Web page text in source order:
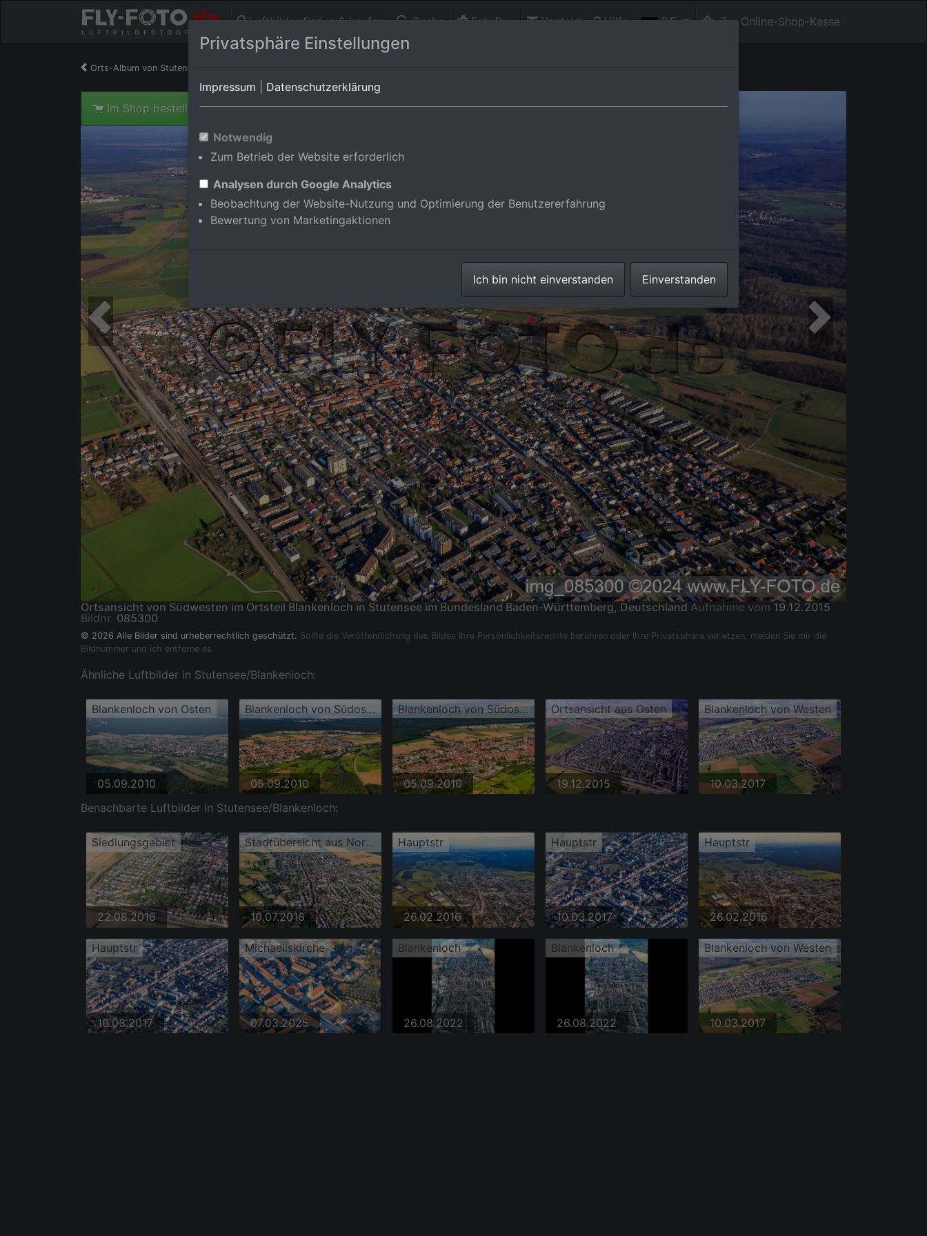
Luftbilder finden & kaufen Suche Fotoflug Kontakt Hilfe DE Zur Online-Shop-Kasse
Orts-Album von Stutensee/Blankenloch
Im Shop bestellen
Ortsansicht von Südwesten im Ortsteil Blankenloch in Stutensee im Bundesland Baden-Württemberg, Deutschland Aufnahme vom 19.12.2015
Bildnr. 085300
© 2026 Alle Bilder sind urheberrechtlich geschützt. Sollte die Veröffentlichung des Bildes Ihre Persönlichkeitsrechte berühren oder Ihre Privatsphäre verletzen, melden Sie mir die
Bildnummer und ich entferne es.
Ähnliche Luftbilder in Stutensee/Blankenloch:
Blankenloch von Osten
05.09.2010
Blankenloch von Südosten
05.09.2010
Blankenloch von Südosten
05.09.2010
Ortsansicht aus Osten
19.12.2015
Blankenloch von Westen
10.03.2017
Benachbarte Luftbilder in Stutensee/Blankenloch:
Siedlungsgebiet
22.08.2016
Stadtübersicht aus Norden
10.07.2016
Hauptstr
26.02.2016
Hauptstr
10.03.2017
Hauptstr
26.02.2016
Hauptstr
10.03.2017
Michaeliskirche
07.03.2025
Blankenloch
26.08.2022
Blankenloch
26.08.2022
Blankenloch von Westen
10.03.2017
Privatsphäre Einstellungen
Impressum Datenschutzerklärung
Notwendig
Zum Betrieb der Website erforderlich
Analysen durch Google Analytics
Beobachtung der Website-Nutzung und Optimierung der Benutzererfahrung
Bewertung von Marketingaktionen
Ich bin nicht einverstanden Einverstanden